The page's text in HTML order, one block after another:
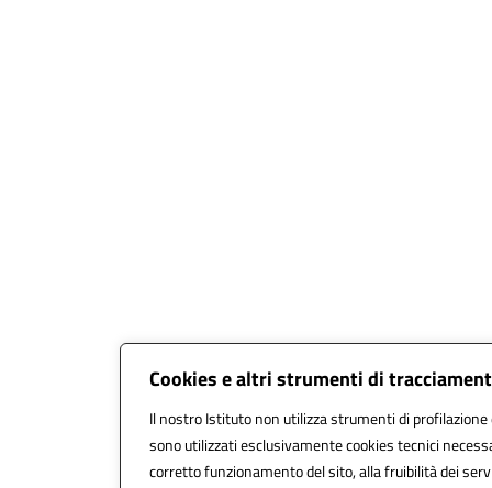
Cookies e altri strumenti di
Il nostro Istituto non utilizza strumenti di
sono utilizzati esclusivamente cookies tecnici
corretto funzionamento del sito, alla fruibilità dei